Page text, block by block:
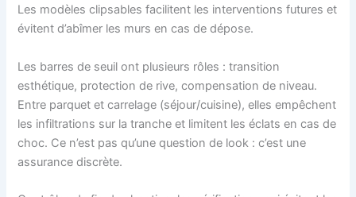
Les modèles clipsables facilitent les interventions futures et
évitent d’abîmer les murs en cas de dépose.
Les barres de seuil ont plusieurs rôles : transition
esthétique, protection de rive, compensation de niveau.
Entre parquet et carrelage (séjour/cuisine), elles empêchent
les infiltrations sur la tranche et limitent les éclats en cas de
choc. Ce n’est pas qu’une question de look : c’est une
assurance discrète.